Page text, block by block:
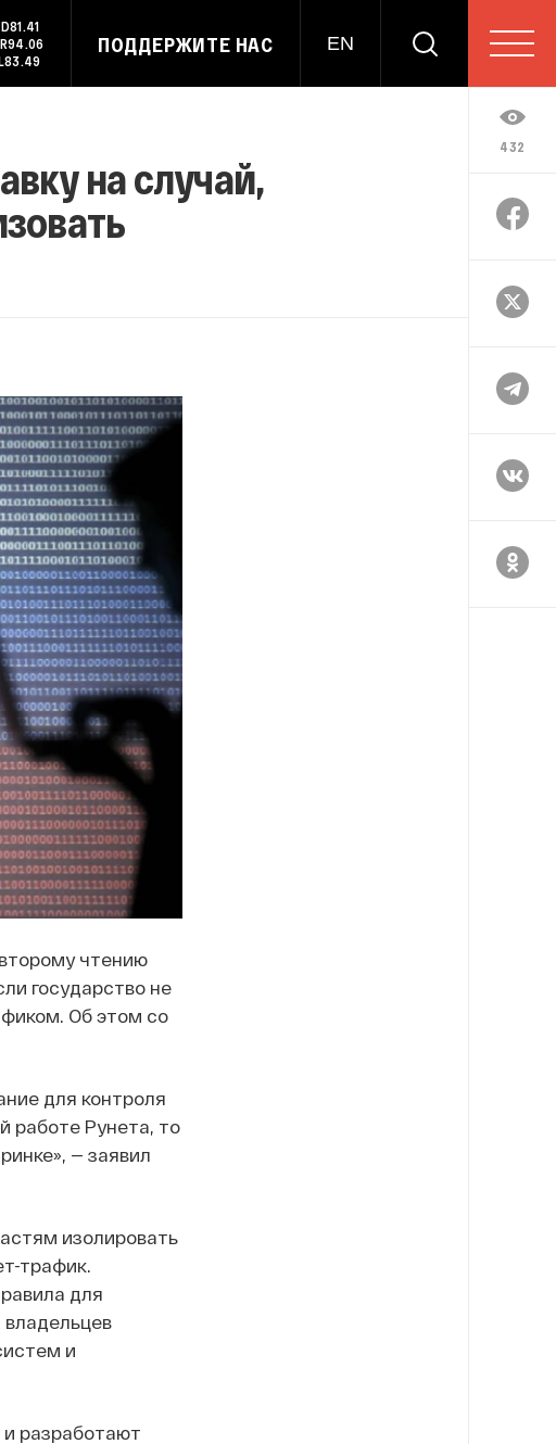
81.41
94.06
83.49
ПОДДЕРЖИТЕ НАС EN
432
на случай,
чтению
государство не
Об этом со
для контроля
работе Рунета, то
— заявил
изолировать
трафик.
для
и
разработают